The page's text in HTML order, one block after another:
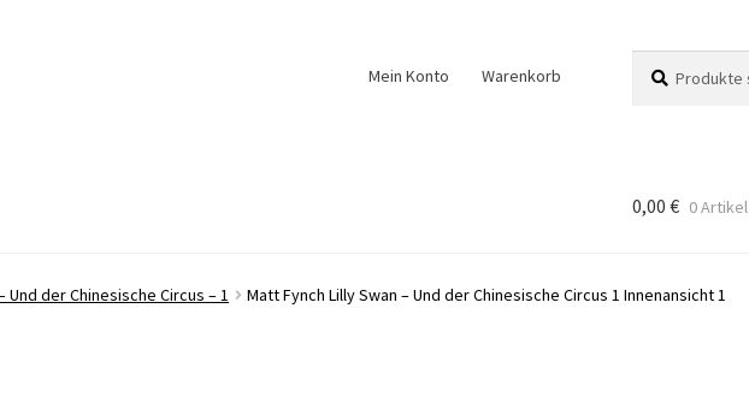
Mein Konto Warenkorb
nach:
0,00 € 0 Artikel
Und der Chinesische Circus – 1 Matt Fynch Lilly Swan – Und der Chinesische Circus 1 Innenansicht 1